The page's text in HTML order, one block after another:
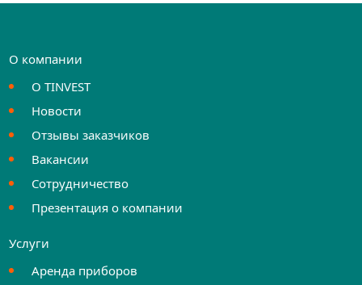
О компании
О TINVEST
Новости
Отзывы заказчиков
Вакансии
Сотрудничество
Презентация о компании
Услуги
Аренда приборов